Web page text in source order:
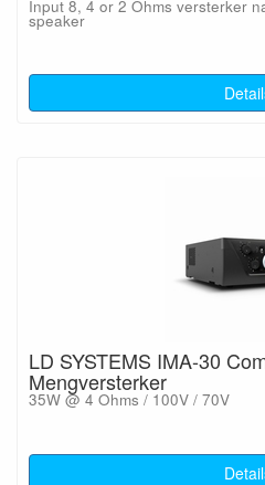
Input 8, 4 or 2 Ohms versterker
speaker
LD SYSTEMS IMA-30
Mengversterker
35W @ 4 Ohms / 100V / 70V